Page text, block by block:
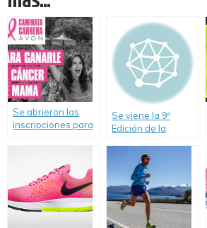
Se abrieron las
inscripciones para
Se viene la 9º
Edición de la
Alrededor del
Mundo» por la
lucha contra el
cáncer de mama.